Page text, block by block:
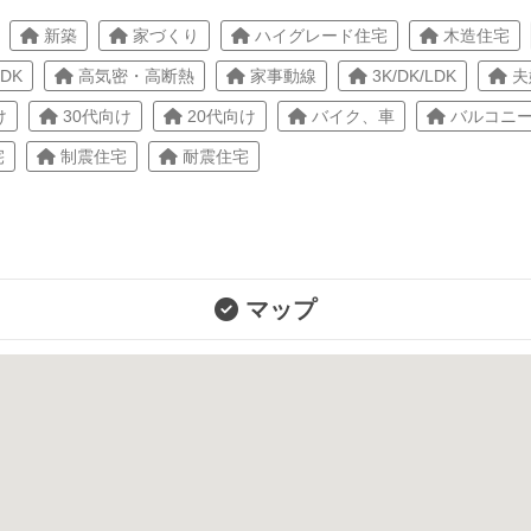
新築 家づくり ハイグレード住宅 木造住宅
高気密・高断熱 家事動線 3K/DK/LDK
30代向け 20代向け バイク、車 バルコニー
制震住宅 耐震住宅
マップ